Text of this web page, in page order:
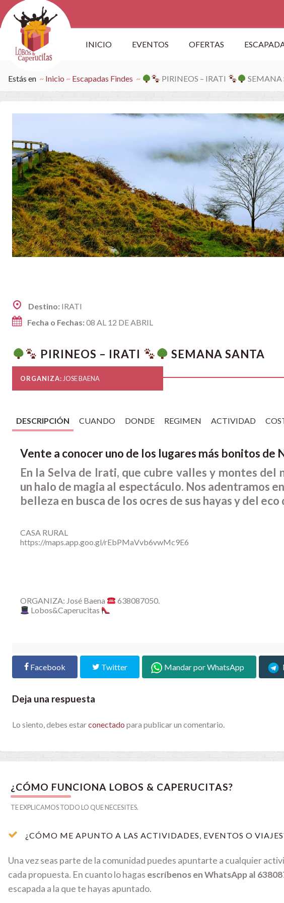
INICIO EVENTOS OFERTAS
Estás en Inicio Escapadas Findes PIRINEOS – IRATI SEMANA
Destino: IRATI
Fecha o Fechas:08 AL 12 DE ABRIL
PIRINEOS – IRATI SEMANA SANTA
ORGANIZA: JOSE BAENA
DESCRIPCIÓN CUANDO DONDE REGIMEN ACTIVIDAD
Vente a conocer uno de los lugares más bonitos de
En la Selva de Irati, que cubre valles y montes
un halo de magia al espectáculo. Nos adentramos
belleza en busca de los ocres de sus hayas y del eco
CASA RURAL
https://maps.app.goo.gl/rEbPMaVvb6vwMc9E6
ORGANIZA: José Baena
638087050.
Lobos&Caperucitas
Facebook Twitter Mandar por WhatsApp
Deja una respuesta
Lo siento, debes estarconectado para publicar un comentario.
¿CÓMO FUNCIONA LOBOS & CAPERUCITAS?
TE EXPLICAMOS TODO LO QUE NECESITES.
¿CÓMO ME APUNTO A LAS ACTIVIDADES, EVENTOS O
Una vez seas parte de la comunidad puedes apuntarte a cualquier
cada propuesta. En cuanto lo hagas escríbenos en WhatsApp al
escapada a la que te hayas apuntado.